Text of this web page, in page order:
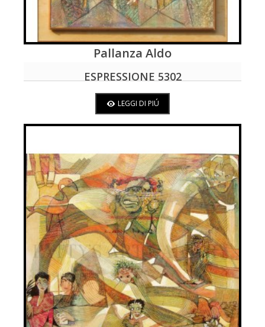
LEGGI DI PIÚ
Pallanza Aldo
ESPRESSIONE 5302
LEGGI DI PIÚ